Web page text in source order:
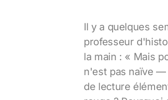
Il y a quelques
professeur
la main : « Mais
n'est pas naïve —
de lecture